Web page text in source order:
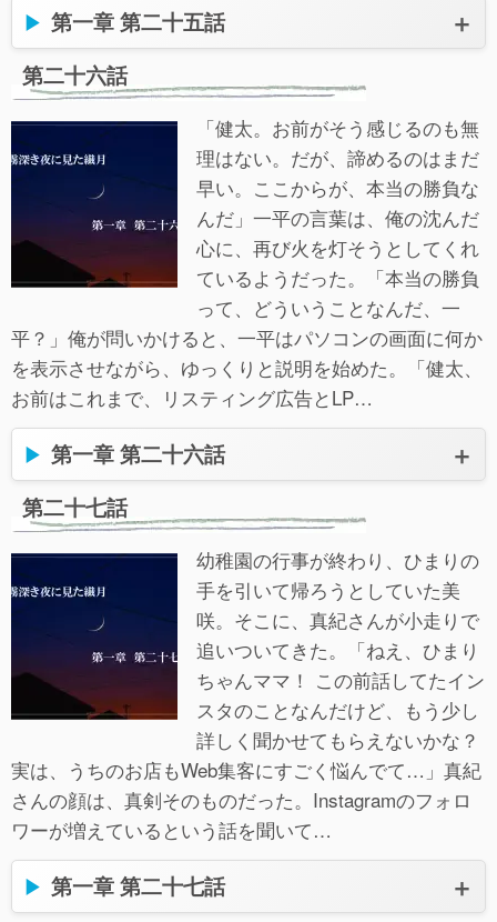
第一章 第二十五話
第二十六話
「健太。お前がそう感じるのも無
理はない。だが、諦めるのはまだ
早い。ここからが、本当の勝負な
んだ」一平の言葉は、俺の沈んだ
心に、再び火を灯そうとしてくれ
ているようだった。「本当の勝負
って、どういうことなんだ、一
平？」俺が問いかけると、一平はパソコンの画面に何か
を表示させながら、ゆっくりと説明を始めた。「健太、
お前はこれまで、リスティング広告とLP…
第一章 第二十六話
第二十七話
幼稚園の行事が終わり、ひまりの
手を引いて帰ろうとしていた美
咲。そこに、真紀さんが小走りで
追いついてきた。「ねえ、ひまり
ちゃんママ！ この前話してたイン
スタのことなんだけど、もう少し
詳しく聞かせてもらえないかな？
実は、うちのお店もWeb集客にすごく悩んでて…」真紀
さんの顔は、真剣そのものだった。Instagramのフォロ
ワーが増えているという話を聞いて…
第一章 第二十七話